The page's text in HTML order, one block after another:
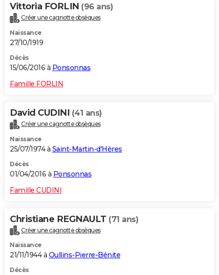
Vittoria FORLIN (96 ans)
Créer une cagnotte obsèques
Naissance
27/10/1919
Décès
15/06/2016 à Ponsonnas
Famille FORLIN
David CUDINI (41 ans)
Créer une cagnotte obsèques
Naissance
25/07/1974 à Saint-Martin-d'Hères
Décès
01/04/2016 à Ponsonnas
Famille CUDINI
Christiane REGNAULT (71 ans)
Créer une cagnotte obsèques
Naissance
21/11/1944 à Oullins-Pierre-Bénite
Décès